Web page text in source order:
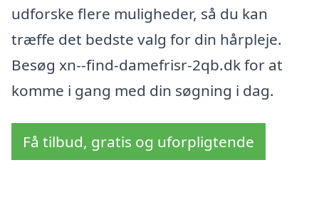
udforske flere muligheder, så du kan
træffe det bedste valg for din hårpleje.
Besøg xn--find-damefrisr-2qb.dk for at
komme i gang med din søgning i dag.
Få tilbud, gratis og uforpligtende